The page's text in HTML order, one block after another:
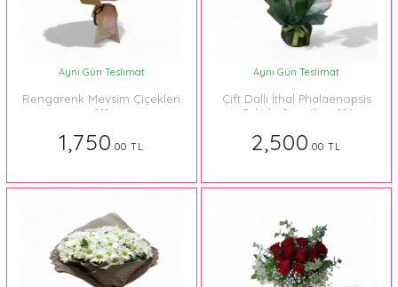
Aynı Gün Teslimat
Rengarenk Mevsim Çiçekleri
012
1,750.00 TL
Aynı Gün Teslimat
Çift Dallı İthal Phalaenopsis
Orkide Sevgiliye 016
2,500.00 TL